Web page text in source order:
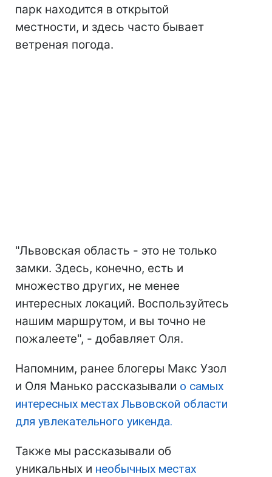
парк находится в открытой
местности, и здесь часто бывает
ветреная погода.
"Львовская область - это не только
замки. Здесь, конечно, есть и
множество других, не менее
интересных локаций. Воспользуйтесь
нашим маршрутом, и вы точно не
пожалеете", - добавляет Оля.
Напомним, ранее блогеры Макс Узол
и Оля Манько рассказывали о самых
интересных местах Львовской области
для увлекательного уикенда.
Также мы рассказывали об
уникальных и необычных местах